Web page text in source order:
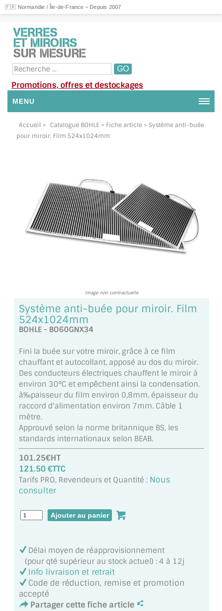
🇫🇷 Normandie / Île-de-France – Depuis 2007
Promotions, offres et destockages
MENU
NOUS CONTACTER
SUIVI DE DEVIS
SUIVI DE COMMANDE
TOUS LES TARIFS AU M2
AMBIANCE LAITON BROSSÉ
MIROIRS VIEILLIS AMBIANCE BRASSERIE
MIROIR VIEILLI
MIROIR DÉCORATIF DE COULEUR
LOTS DE MIROIRS EN MOZAÏQUE
MIROIR POUR PORTE
MIROIR DE SALLE DE BAIN
MIROIR PAROI DE DOUCHE
MIROIR POUR SALLE DE SPORT
MIROIR POUR SALLE DE DANSE
MIROIR TV
VERRE SUR MESURE
VERRE EXTRACLAIR
Accueil > Catalogue BOHLE > Fiche article > Système anti-buée
pour miroir. Film 524x1024mm
Image non contractuelle
Système anti-buée pour miroir. Film
524x1024mm
BOHLE - BO60GNX34
Fini la buée sur votre miroir, grâce à ce film
chauffant et autocollant, apposé au dos du miroir.
Des conducteurs électriques chauffent le miroir à
environ 30°C et empêchent ainsi la condensation.
à‰paisseur du film environ 0,8mm, épaisseur du
raccord d'alimentation environ 7mm. Câble 1
mètre.
Approuvé selon la norme britannique BS, les
standards internationaux selon BEAB.
101.25€HT
121.50 €TTC
Tarifs PRO, Revendeurs et Quantité : Nous
consulter
Délai moyen de réapprovisionnement
(pour qté supérieur au stock actuel) : 4 à 12j
Info livraison et retrait
Code de réduction, remise et promotion
accepté
Partager cette fiche article